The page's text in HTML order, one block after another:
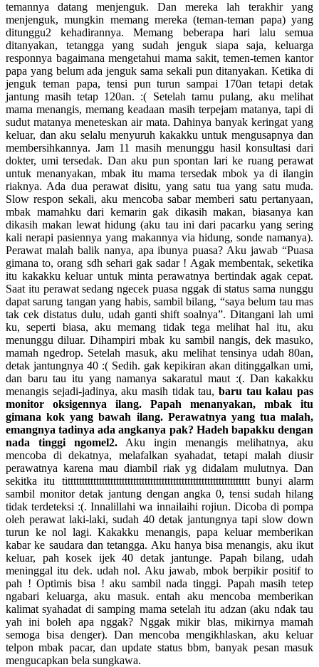
temannya datang menjenguk. Dan mereka lah terakhir yang
menjenguk, mungkin memang mereka (teman-teman papa) yang
ditunggu2 kehadirannya. Memang beberapa hari lalu semua
ditanyakan, tetangga yang sudah jenguk siapa saja, keluarga
responnya bagaimana mengetahui mama sakit, temen-temen kantor
papa yang belum ada jenguk sama sekali pun ditanyakan. Ketika di
jenguk teman papa, tensi pun turun sampai 170an tetapi detak
jantung masih tetap 120an. :( Setelah tamu pulang, aku melihat
mama menangis, memang keadaan masih terpejam matanya, tapi di
sudut matanya meneteskan air mata. Dahinya banyak keringat yang
keluar, dan aku selalu menyuruh kakakku untuk mengusapnya dan
membersihkannya. Jam 11 masih menunggu hasil konsultasi dari
dokter, umi tersedak. Dan aku pun spontan lari ke ruang perawat
untuk menanyakan, mbak itu mama tersedak mbok ya di ilangin
riaknya. Ada dua perawat disitu, yang satu tua yang satu muda.
Slow respon sekali, aku mencoba sabar memberi satu pertanyaan,
mbak mamahku dari kemarin gak dikasih makan, biasanya kan
dikasih makan lewat hidung (aku tau ini dari pacarku yang sering
kali nerapi pasiennya yang makannya via hidung, sonde namanya).
Perawat malah balik nanya, apa ibunya puasa? Aku jawab “Puasa
gimana to, orang sdh sehari gak sadar ! Agak membentak, seketika
itu kakakku keluar untuk minta perawatnya bertindak agak cepat.
Saat itu perawat sedang ngecek puasa nggak di status sama nunggu
dapat sarung tangan yang habis, sambil bilang, “saya belum tau mas
tak cek distatus dulu, udah ganti shift soalnya”. Ditangani lah umi
ku, seperti biasa, aku memang tidak tega melihat hal itu, aku
menunggu diluar. Dihampiri mbak ku sambil nangis, dek masuko,
mamah ngedrop. Setelah masuk, aku melihat tensinya udah 80an,
detak jantungnya 40 :( Sedih. gak kepikiran akan ditinggalkan umi,
dan baru tau itu yang namanya sakaratul maut :(. Dan kakakku
menangis sejadi-jadinya, aku masih tidak tau, baru tau kalau pas
monitor oksigennya ilang. Papah menanyakan, mbak itu
gimana kok yang bawah ilang. Perawatnya yang tua malah,
emangnya tadinya ada angkanya pak? Hadeh bapakku dengan
nada tinggi ngomel2. Aku ingin menangis melihatnya, aku
mencoba di dekatnya, melafalkan syahadat, tetapi malah diusir
perawatnya karena mau diambil riak yg didalam mulutnya. Dan
sekitka itu titttttttttttttttttttttttttttttttttttttttttttttttttttttttttttttttt bunyi alarm
sambil monitor detak jantung dengan angka 0, tensi sudah hilang
tidak terdeteksi :(. Innalillahi wa innailaihi rojiun. Dicoba di pompa
oleh perawat laki-laki, sudah 40 detak jantungnya tapi slow down
turun ke nol lagi. Kakakku menangis, papa keluar memberikan
kabar ke saudara dan tetangga. Aku hanya bisa menangis, aku ikut
keluar, pah kosek ijek 40 detak jantunge. Papah bilang, udah
meninggal itu dek. udah nol. Aku jawab, mbok berpikir positif to
pah ! Optimis bisa ! aku sambil nada tinggi. Papah masih tetep
ngabari keluarga, aku masuk. entah aku mencoba memberikan
kalimat syahadat di samping mama setelah itu adzan (aku ndak tau
yah ini boleh apa nggak? Nggak mikir blas, mikirnya mamah
semoga bisa denger). Dan mencoba mengikhlaskan, aku keluar
telpon mbak pacar, dan update status bbm, banyak pesan masuk
mengucapkan bela sungkawa.